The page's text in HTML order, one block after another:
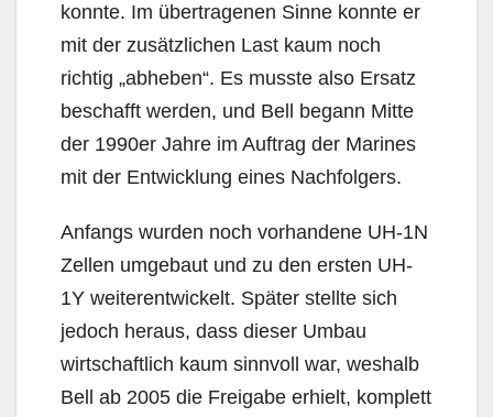
konnte. Im übertragenen Sinne konnte er
mit der zusätzlichen Last kaum noch
richtig „abheben“. Es musste also Ersatz
beschafft werden, und Bell begann Mitte
der 1990er Jahre im Auftrag der Marines
mit der Entwicklung eines Nachfolgers.
Anfangs wurden noch vorhandene UH-1N
Zellen umgebaut und zu den ersten UH-
1Y weiterentwickelt. Später stellte sich
jedoch heraus, dass dieser Umbau
wirtschaftlich kaum sinnvoll war, weshalb
Bell ab 2005 die Freigabe erhielt, komplett